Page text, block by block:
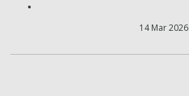
14 Mar 2026